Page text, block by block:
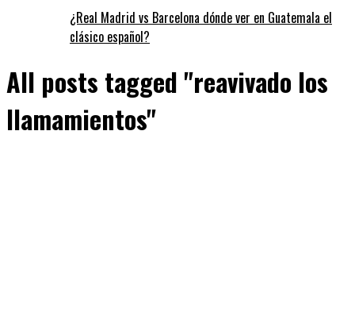
¿Real Madrid vs Barcelona dónde ver en Guatemala el
clásico español?
All posts tagged "reavivado los
llamamientos"